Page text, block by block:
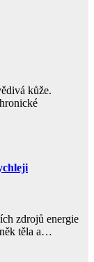
kůže.
zdrojů energie
těla a…